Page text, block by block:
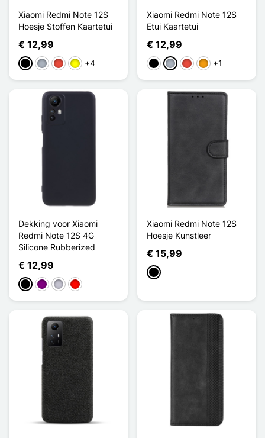
Xiaomi Redmi Note 12S
Hoesje Stoffen Kaartetui
€ 12,99
ZwartGrijsRoodGeel+4
Xiaomi Redmi Note 12S
Etui Kaartetui
€ 12,99
ZwartGrijsRoodOranje
+1
Dekking voor Xiaomi
Redmi Note 12S 4G
Silicone Rubberized
€ 12,99
ZwartPurperGris Lavande
Rouge Cerise
Xiaomi Redmi Note 12S
Hoesje Kunstleer
€ 15,99
Zwart